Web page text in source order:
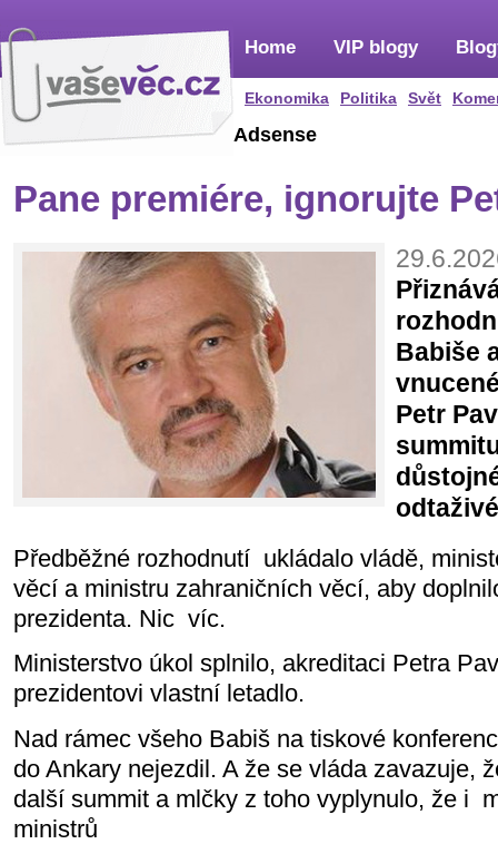
Home
Ekonomika Politika Svět
VIP blogy
Adsense
Pane premiére, ignorujte
Babiše
Petr
Předběžné rozhodnutí ukládalo vládě,
věcí a ministru zahraničních věcí, aby
prezidenta. Nic víc.
Ministerstvo úkol splnilo, akreditaci Petra
prezidentovi vlastní letadlo.
Nad rámec všeho Babiš na tiskové
do Ankary nejezdil. A že se vláda zavazuje,
další summit a mlčky z toho vyplynulo, že i
ministrů